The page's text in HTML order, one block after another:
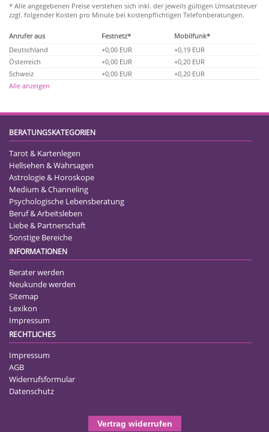
* Alle angegebenen Preise verstehen sich inkl. der jeweils gültigen Umsatzsteuer
zzgl. folgender Kosten pro Minute bei kostenpflichtigen Telefonberatungen.
Anrufer aus Festnetz*
Mobilfunk*
Deutschland
+0,00 EUR
+0,19 EUR
Österreich
+0,00 EUR
+0,20 EUR
Schweiz
+0,00 EUR
+0,20 EUR
Alle anzeigen
BERATUNGSKATEGORIEN
Tarot & Kartenlegen
Hellsehen & Wahrsagen
Astrologie & Horoskope
Medium & Channeling
Psychologische Lebensberatung
Beruf & Arbeitsleben
Liebe & Partnerschaft
Sonstige Bereiche
INFORMATIONEN
Berater werden
Neukunde werden
Sitemap
Lexikon
Impressum
RECHTLICHES
Impressum
AGB
Widerrufsformular
Datenschutz
Vertrag widerrufen